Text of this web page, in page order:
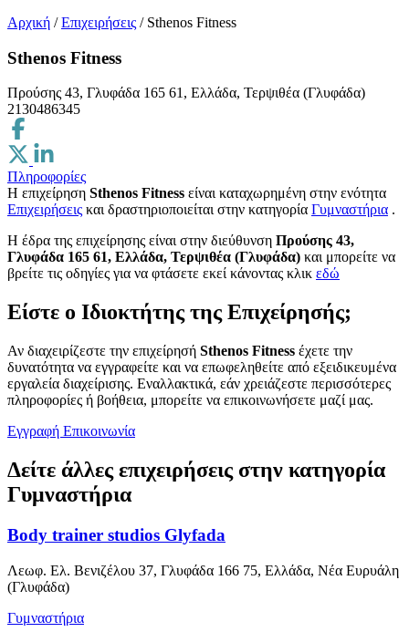
Αρχική / Επιχειρήσεις / Sthenos Fitness
Sthenos Fitness
Προύσης 43, Γλυφάδα 165 61, Ελλάδα, Τερψιθέα (Γλυφάδα)
2130486345
Πληροφορίες
Η επιχείρηση Sthenos Fitness είναι καταχωρημένη στην ενότητα
Επιχειρήσεις και δραστηριοποιείται στην κατηγορία Γυμναστήρια .
H έδρα της επιχείρησης είναι στην διεύθυνση Προύσης 43,
Γλυφάδα 165 61, Ελλάδα, Τερψιθέα (Γλυφάδα) και μπορείτε να
βρείτε τις οδηγίες για να φτάσετε εκεί κάνοντας κλικ εδώ
Είστε ο Ιδιοκτήτης της Επιχείρησής;
Αν διαχειρίζεστε την επιχείρησή Sthenos Fitness έχετε την
δυνατότητα να εγγραφείτε και να επωφεληθείτε από εξειδικευμένα
εργαλεία διαχείρισης. Εναλλακτικά, εάν χρειάζεστε περισσότερες
πληροφορίες ή βοήθεια, μπορείτε να επικοινωνήσετε μαζί μας.
Εγγραφή Επικοινωνία
Δείτε άλλες επιχειρήσεις στην κατηγορία
Γυμναστήρια
Body trainer studios Glyfada
Λεωφ. Ελ. Βενιζέλου 37, Γλυφάδα 166 75, Ελλάδα, Νέα Ευρυάλη
(Γλυφάδα)
Γυμναστήρια